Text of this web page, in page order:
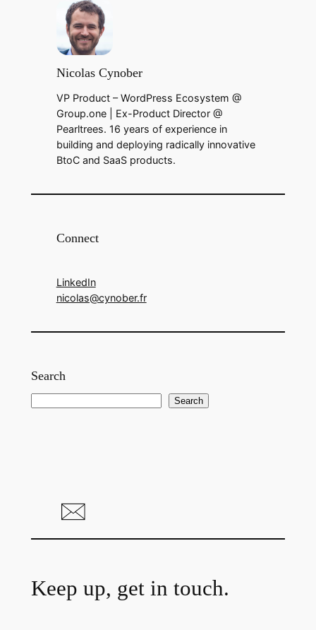
Nicolas Cynober
VP Product – WordPress Ecosystem @
Group.one | Ex-Product Director @
Pearltrees. 16 years of experience in
building and deploying radically innovative
BtoC and SaaS products.
Connect
LinkedIn
nicolas@cynober.fr
Search
Search
Keep up, get in touch.